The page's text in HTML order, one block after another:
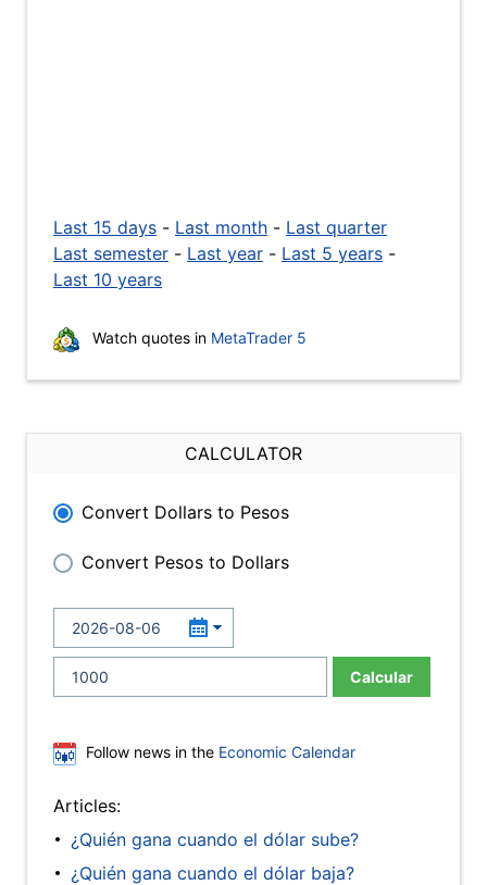
Last 15 days - Last month - Last quarter
Last semester - Last year - Last 5 years -
Last 10 years
Watch quotes in MetaTrader 5
CALCULATOR
Convert Dollars to Pesos
Convert Pesos to Dollars
Calcular
Follow news in the Economic Calendar
Articles:
¿Quién gana cuando el dólar sube?
¿Quién gana cuando el dólar baja?